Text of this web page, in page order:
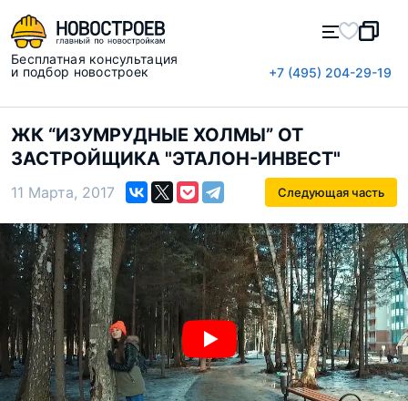
Бесплатная консультация
и подбор новостроек
+7 (495) 204-29-19
ЖК “ИЗУМРУДНЫЕ ХОЛМЫ” ОТ
ЗАСТРОЙЩИКА "ЭТАЛОН-ИНВЕСТ"
11 Марта, 2017 Следующая часть